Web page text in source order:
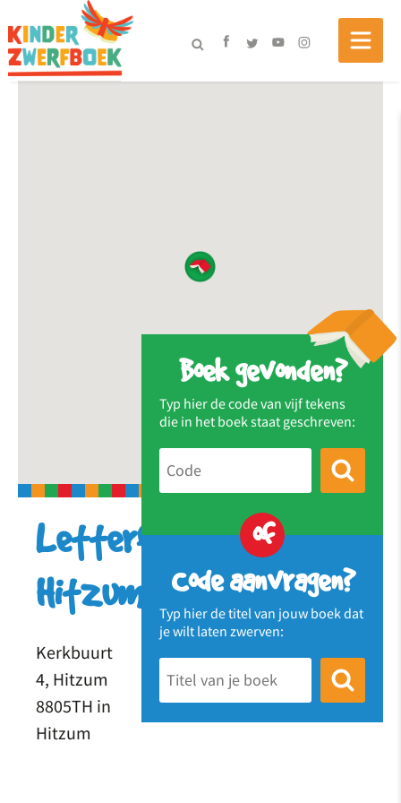
Boek gevonden?
Typ hier de code van vijf tekens
die in het boek staat geschreven:
of
Code aanvragen?
Typ hier de titel van jouw boek dat
je wilt laten zwerven:
Letterfretter
Hitzum
Kerkbuurt
4, Hitzum
8805TH in
Hitzum